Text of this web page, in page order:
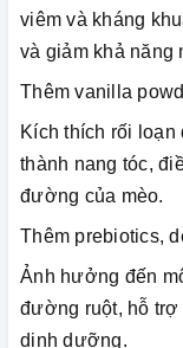
viêm và kháng
và giảm khả năng
Thêm vanilla
Kích thích rối
thành nang tóc,
đường của mèo.
Thêm prebiotics,
Ảnh hưởng đến
đường ruột, hỗ trợ
dinh dưỡng.